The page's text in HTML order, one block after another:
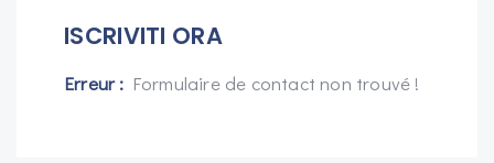
ISCRIVITI ORA
Erreur : Formulaire de contact non trouvé !